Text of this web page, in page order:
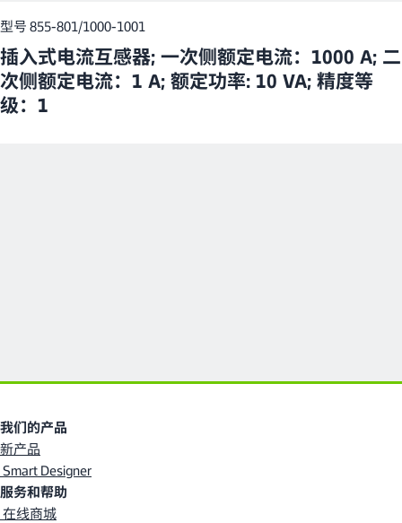
型号 855-801/1000-1001
插入式电流互感器; 一次侧额定电流：1000 A; 二
次侧额定电流：1 A; 额定功率: 10 VA; 精度等
级：1
我们的产品
新产品
Smart Designer
服务和帮助
在线商城